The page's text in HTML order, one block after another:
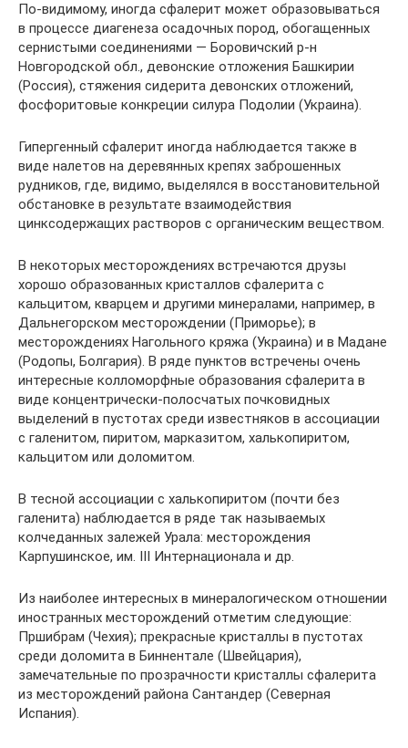
По-видимому, иногда сфалерит может образовываться
в процессе диагенеза осадочных пород, обогащенных
сернистыми соединениями — Боровичский р-н
Новгородской обл., девонские отложения Башкирии
(Россия), стяжения сидерита девонских отложений,
фосфоритовые конкреции силура Подолии (Украина).
Гипергенный сфалерит иногда наблюдается также в
виде налетов на деревянных крепях заброшенных
рудников, где, видимо, выделялся в восстановительной
обстановке в результате взаимодействия
цинксодержащих растворов с органическим веществом.
В некоторых месторождениях встречаются друзы
хорошо образованных кристаллов сфалерита с
кальцитом, кварцем и другими минералами, например, в
Дальнегорском месторождении (Приморье); в
месторождениях Нагольного кряжа (Украина) и в Мадане
(Родопы, Болгария). В ряде пунктов встречены очень
интересные колломорфные образования сфалерита в
виде концентрически-полосчатых почковидных
выделений в пустотах среди известняков в ассоциации
с галенитом, пиритом, марказитом, халькопиритом,
кальцитом или доломитом.
В тесной ассоциации с халькопиритом (почти без
галенита) наблюдается в ряде так называемых
колчеданных залежей Урала: месторождения
Карпушинское, им. III Интернационала и др.
Из наиболее интересных в минералогическом отношении
иностранных месторождений отметим следующие:
Пршибрам (Чехия); прекрасные кристаллы в пустотах
среди доломита в Биннентале (Швейцария),
замечательные по прозрачности кристаллы сфалерита
из месторождений района Сантандер (Северная
Испания).